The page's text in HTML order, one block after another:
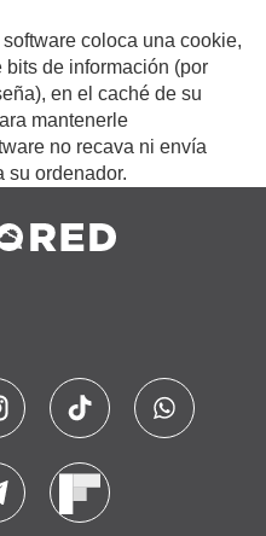
coloca una cookie,
de información (por
en el caché de su
mantenerle
no recava ni envía
su ordenador.